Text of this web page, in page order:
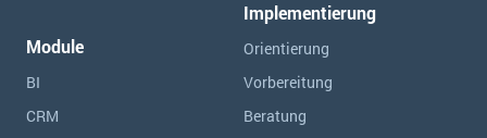
Module
BI
CRM
Implementierung
Orientierung
Vorbereitung
Beratung